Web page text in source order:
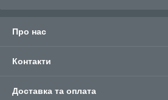
Про нас
Контакти
Доставка та оплата